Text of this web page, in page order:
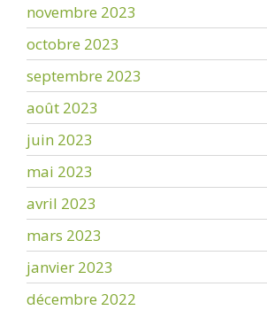
novembre 2023
octobre 2023
septembre 2023
août 2023
juin 2023
mai 2023
avril 2023
mars 2023
janvier 2023
décembre 2022